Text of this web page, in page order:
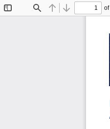
Find Previous
Next
of